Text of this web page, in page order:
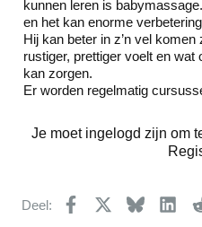
kunnen leren is
en het kan enorme
Hij kan beter in z’n vel
rustiger, prettiger voelt en
kan zorgen.
Er worden regelmatig
Je moet ingelogd zijn om
Deel: Facebook Bluesky